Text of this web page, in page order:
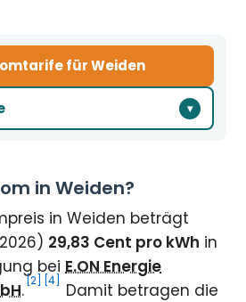
für Weiden
in Weiden?
in Weiden beträgt
29,83 Cent pro kWh in
beiE.ON Energie
.[2] [4]
Damit betragen die